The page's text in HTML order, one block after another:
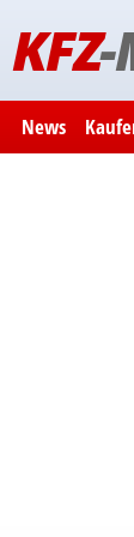
KFZ-
News